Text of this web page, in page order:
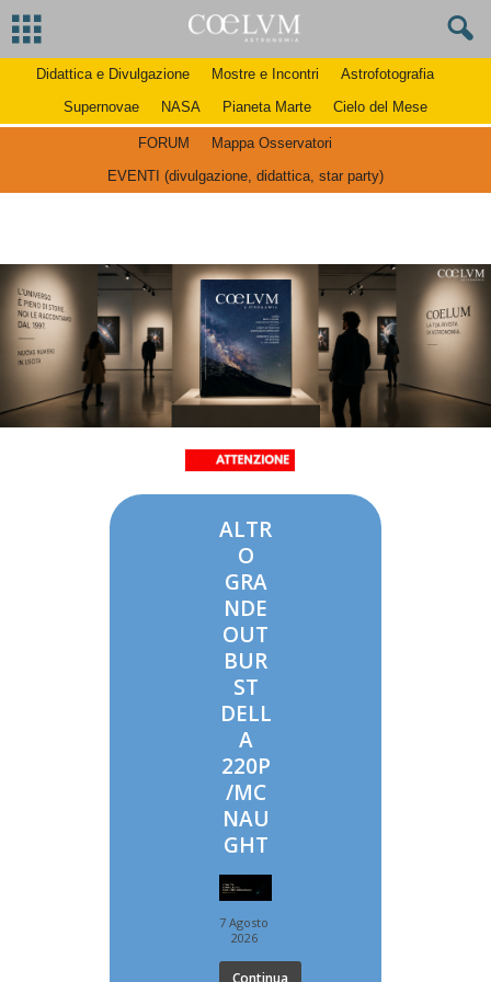
Didattica e Divulgazione Mostre e Incontri
Astrofotografia
Supernovae
NASA Pianeta Marte Cielo del Mese
FORUM
Mappa Osservatori
EVENTI (divulgazione, didattica, star party)
ALTR
O
GRA
NDE
OUT
BUR
ST
DELL
A
220P
/MC
NAU
GHT
7 Agosto
2026
Continua